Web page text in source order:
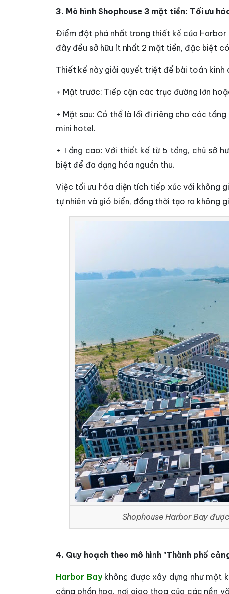
3. Mô hình Shophouse 3 mặt tiền: Tối ưu
Điểm đột phá nhất trong thiết kế của Harbor
đây đều sở hữu ít nhất 2 mặt tiền, đặc biệt
Thiết kế này giải quyết triệt để bài toán kinh
+ Mặt trước: Tiếp cận các trục đường lớn
+ Mặt sau: Có thể là lối đi riêng cho các
mini hotel.
+ Tầng cao: Với thiết kế từ 5 tầng, chủ sở
biệt để đa dạng hóa nguồn thu.
Việc tối ưu hóa diện tích tiếp xúc với không
tự nhiên và gió biển, đồng thời tạo ra không
Shophouse Harbor Bay
4. Quy hoạch theo mô hình "Thành phố
Harbor Baykhông được xây dựng như một
cảng phồn hoa, nơi giao thoa của các nền